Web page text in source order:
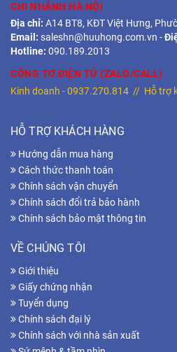
CHI NHÁNH HÀ NỘI
Địa chỉ: A14 BT8, KĐT Việt Hưng,
Email: saleshn@huuhong.com.vn -
Hotline: 090.189.2013
CÔNG TƠ ĐIỆN TỬ (ZALO/CALL)
Kinh doanh -0937.270.814 // Hỗ trợ
HỖ TRỢ KHÁCH HÀNG
Hướng dẫn mua hàng
Cách thức thanh toán
Chính sách vận chuyển
Chính sách đổi trả bảo hành
Chính sách bảo mật thông tin
VỀ CHÚNG TÔI
Giới thiệu
Giấy chứng nhận
Tuyển dụng
Chính sách đại lý
Chính sách với nhà sản xuất